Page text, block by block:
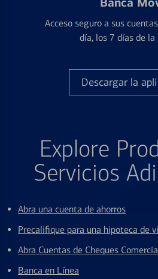
Acceso seguro a sus
día, los 7 días de la
Descargar la
Explore
Servicios
Abra una cuenta de ahorros
Precalifique para una hipoteca de
Abra Cuentas de Cheques
Banca en Línea